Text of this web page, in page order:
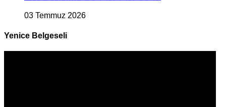
03 Temmuz 2026
Yenice Belgeseli